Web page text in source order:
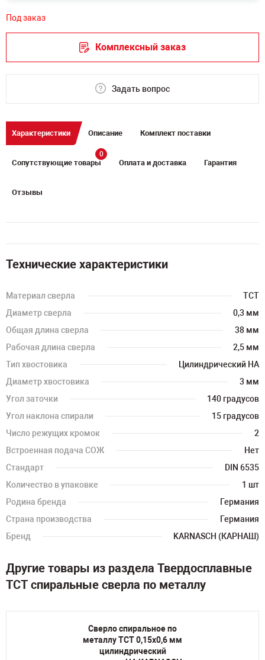
Под заказ
Комплексный заказ
Задать вопрос
Характеристики Описание Комплект поставки
Сопутствующие товары
0
Оплата и доставка Гарантия
Отзывы
Технические характеристики
Материал сверла
TCT
Диаметр сверла
0,3 мм
Общая длина сверла
38 мм
Рабочая длина сверла
2,5 мм
Тип хвостовика
Цилиндрический HA
Диаметр хвостовика
3 мм
Угол заточки
140 градусов
Угол наклона спирали
15 градусов
Число режущих кромок
2
Встроенная подача СОЖ
Нет
Стандарт
DIN 6535
Количество в упаковке
1 шт
Родина бренда
Германия
Страна производства
Германия
Бренд
KARNASCH (КАРНАШ)
Другие товары из раздела Твердосплавные
TCT спиральные сверла по металлу
Сверло спиральное по
металлу TCT 0,15х0,6 мм
цилиндрический